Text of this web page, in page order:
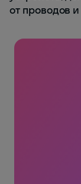
от проводов